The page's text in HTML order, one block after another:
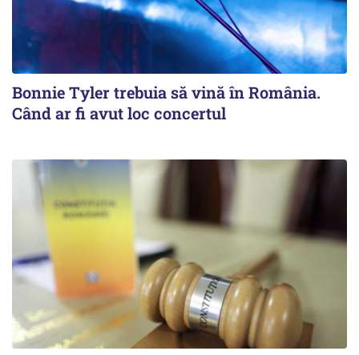
Bonnie Tyler trebuia să vină în România.
Când ar fi avut loc concertul